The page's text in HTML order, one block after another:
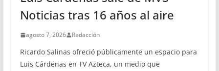
Noticias tras 16 años al aire
agosto 7, 2026 Redacción
Ricardo Salinas ofreció públicamente un espacio para
Luis Cárdenas en TV Azteca, un medio que